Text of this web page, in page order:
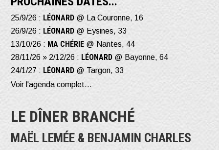
25/9/26 : LÉONARD @ La Couronne, 16
26/9/26 : LÉONARD @ Eysines, 33
13/10/26 : MA CHÉRIE @ Nantes, 44
28/11/26 » 2/12/26 : LÉONARD @ Bayonne, 64
24/1/27 : LÉONARD @ Targon, 33
Voir l'agenda complet...
LE DÎNER BRANCHÉ
MAËL LEMÉE & BENJAMIN CHARLES